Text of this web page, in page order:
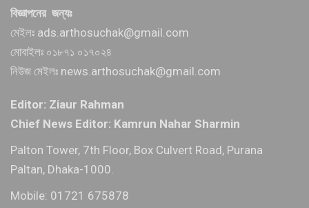
বিজ্ঞাপনের জন্যঃ
মেইলঃ ads.arthosuchak@gmail.com
মোবাইলঃ ০১৮৭১ ০১৭০২৪
নিউজ মেইলঃ news.arthosuchak@gmail.com
Editor: Ziaur Rahman
Chief News Editor: Kamrun Nahar Sharmin
Palton Tower, 7th Floor, Box Culvert Road, Purana
Paltan, Dhaka-1000.
Mobile: 01721 675878